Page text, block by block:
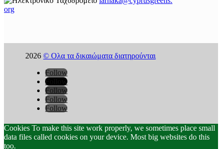
org
2026© Ολα τα δικαιώματα διατηρούνται
Follow
Follow
Follow
Follow
Follow
Cookies To make this site work properly, we sometimes place small
data files called cookies on your device. Most big websites do this
too.